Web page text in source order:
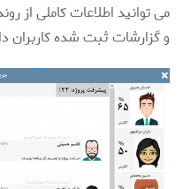
می توانید اطلاعات کاملی از
و گزارشات ثبت شده کاربران